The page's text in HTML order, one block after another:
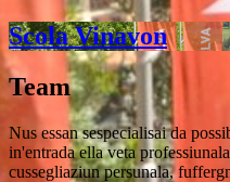
Scola Vinavon
Team
Nus essan sespecialisai da
in'entrada ella veta
cussegliaziun persunala,